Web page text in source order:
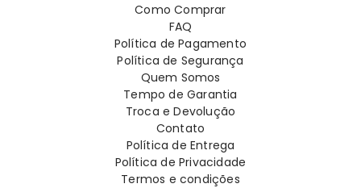
Como Comprar
FAQ
Política de Pagamento
Política de Segurança
Quem Somos
Tempo de Garantia
Troca e Devolução
Contato
Política de Entrega
Política de Privacidade
Termos e condições